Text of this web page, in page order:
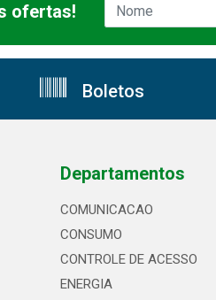
ofertas!
Boletos
Departamentos
COMUNICACAO
CONSUMO
CONTROLE DE ACESSO
ENERGIA